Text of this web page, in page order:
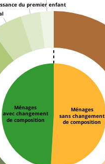
Ménages
sans changement
de composition
Ménages
avec changement
de composition
du premier enfant